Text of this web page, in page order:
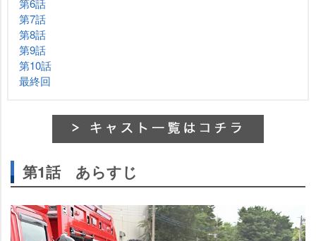
第6話
第7話
第8話
第9話
第10話
最終回
第1話 あらすじ